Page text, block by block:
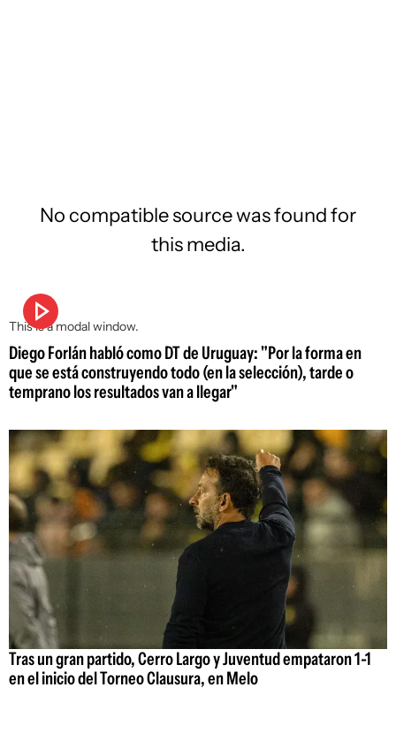
This is a modal window.
No compatible source was found for
this media.
Diego Forlán habló como DT de Uruguay: "Por la forma en
que se está construyendo todo (en la selección), tarde o
temprano los resultados van a llegar"
Tras un gran partido, Cerro Largo y Juventud empataron 1-1
en el inicio del Torneo Clausura, en Melo